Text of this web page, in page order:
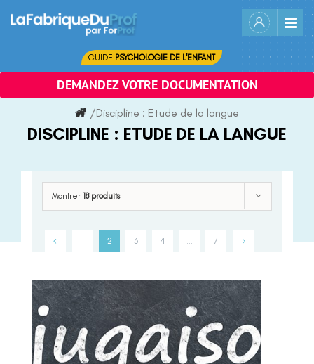
content
GUIDE PSYCHOLOGIE DE L'ENFANT
DEMANDEZ VOTRE DOCUMENTATION
/Discipline : Etude de la langue
DISCIPLINE : ETUDE DE LA LANGUE
Montrer 18 produits
1 2 3 4 7